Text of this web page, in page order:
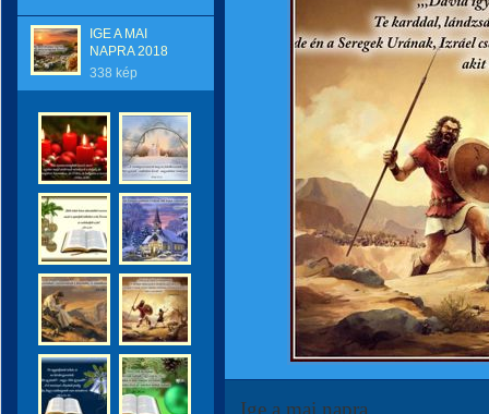
IGE A MAI
NAPRA 2018
338 kép
Ige a mai napra